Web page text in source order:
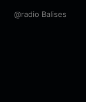
@radio Balises